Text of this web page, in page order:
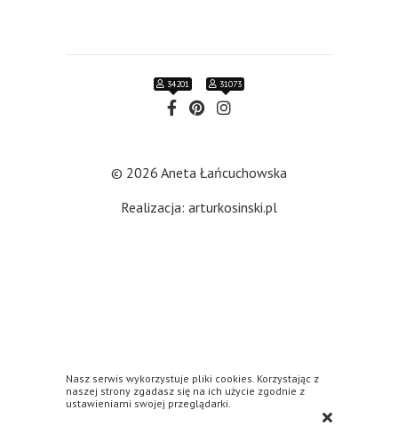
Nasz serwis wykorzystuje pliki cookies. Korzystając z
naszej strony zgadasz się na ich użycie zgodnie z
ustawieniami swojej przeglądarki.
34201 31073
© 2026 Aneta Łańcuchowska
Realizacja: arturkosinski.pl